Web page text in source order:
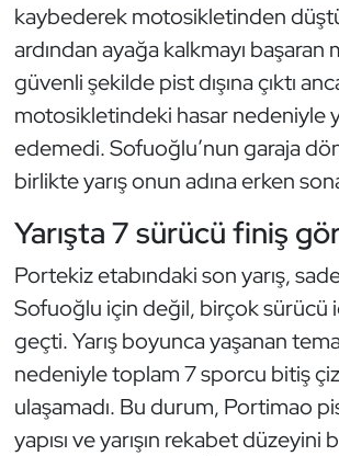
kaybederek motosikletinden
ardından ayağa kalkmayı başaran
güvenli şekilde pist dışına çıktı
motosikletindeki hasar nedeniyle
edemedi. Sofuoğlu’nun garaja
birlikte yarış onun adına erken
Yarışta 7 sürücü finiş
Portekiz etabındaki son yarış,
Sofuoğlu için değil, birçok sürücü
geçti. Yarış boyunca yaşanan
nedeniyle toplam 7 sporcu bitiş
ulaşamadı. Bu durum, Portimao
yapısı ve yarışın rekabet düzeyini
Modern Pentatlon
Motor Sporları
Muay Thai
Optimist
Oryantiring
Özel Sporcular
Paralimpik